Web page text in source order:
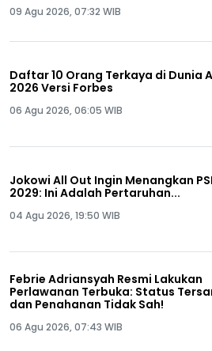
09 Agu 2026, 07:32 WIB
Daftar 10 Orang Terkaya di Dunia
2026 Versi Forbes
06 Agu 2026, 06:05 WIB
Jokowi All Out Ingin Menangkan
2029: Ini Adalah Pertaruhan...
04 Agu 2026, 19:50 WIB
Febrie Adriansyah Resmi Lakukan
Perlawanan Terbuka: Status
dan Penahanan Tidak Sah!
06 Agu 2026, 07:43 WIB